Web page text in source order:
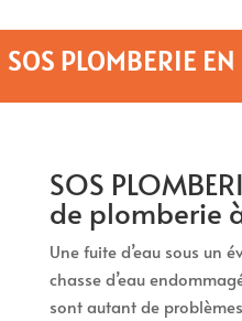
SOS PLOMBERIE
SOS
de plomberie
Une fuite d’eau sous un
chasse d’eau
sont autant de